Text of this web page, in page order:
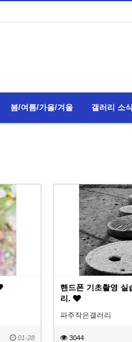
봄/여름/가을/겨울 갤러리 소식
01-28
핸드폰 기초촬영 실
리.
파주작은갤러리
3044